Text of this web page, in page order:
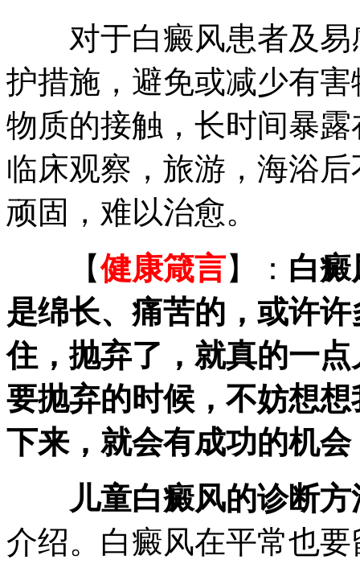
对于白癜风患者及易
护措施，避免或减少有
物质的接触，长时间暴
临床观察，旅游，海浴
顽固，难以治愈。
【健康箴言】： 白
是绵长、痛苦的，或许
住，抛弃了，就真的一
要抛弃的时候，不妨想
下来，就会有成功的机会
儿童白癜风的诊断方
介绍。白癜风在平常也